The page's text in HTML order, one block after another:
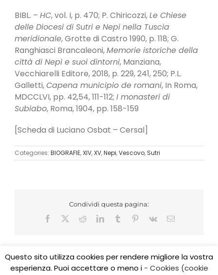
BIBL. – HC, vol. I, p. 470; P. Chiricozzi,Le Chiese
delle Diocesi di Sutri e Nepi nella Tuscia
meridionale, Grotte di Castro 1990, p. 118; G.
Ranghiasci Brancaleoni,Memorie istoriche della
città di Nepi e suoi dintorni, Manziana,
Vecchiarelli Editore, 2018, p. 229, 241, 250; P.L.
Galletti,Capena municipio de romani, In Roma,
MDCCLVI, pp. 42,54, 111-112; I monasteri di
Subiabo, Roma, 1904, pp. 158-159
[Scheda di Luciano Osbat – Cersal]
Categories: BIOGRAFIE,XIV,XV,Nepi,Vescovo, Sutri
Condividi questa pagina:
Facebook
RedditLinkedInTumblr Pinterest
Vk Email
Copyright 2017 CEDIDO v.2.3 | All Rights Reserved | Tel.
Questo sito utilizza cookies per rendere migliore la vostra
esperienza. Puoi accettare o meno i - Cookies (cookie